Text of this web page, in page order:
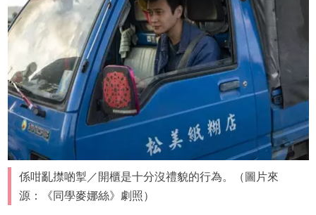
係咁亂㩒啲掣／開櫃是十分沒禮貌的行為。（圖片來
源：《同學麥娜絲》劇照）